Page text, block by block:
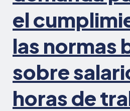
el
las normas
sobre
horas de